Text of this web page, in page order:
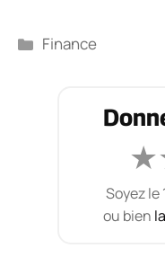
Catégories
Finance
★
Soyez le
ou bien